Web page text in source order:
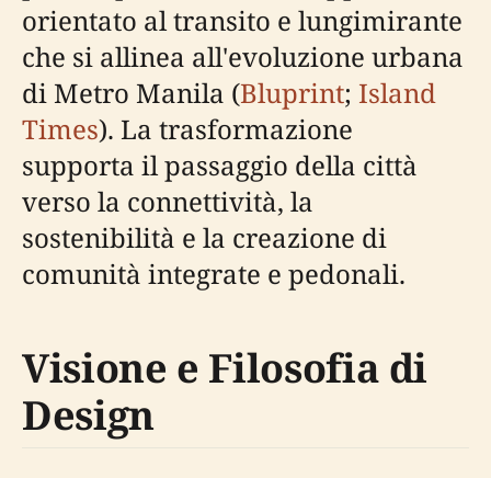
orientato al transito e lungimirante
che si allinea all'evoluzione urbana
di Metro Manila (Bluprint; Island
Times). La trasformazione
supporta il passaggio della città
verso la connettività, la
sostenibilità e la creazione di
comunità integrate e pedonali.
Visione e Filosofia di
Design